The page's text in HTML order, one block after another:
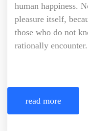
human happiness.
pleasure itself,
those who do not
rationally encounter.
read more